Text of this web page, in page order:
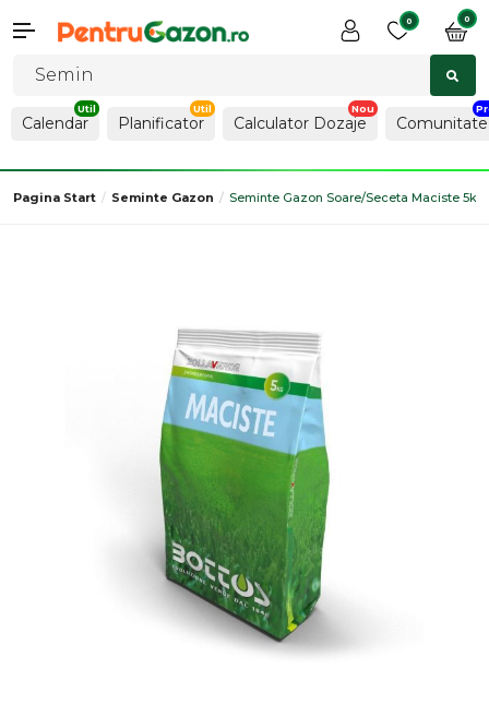
0 0
Calendar Planificator Calculator Dozaje Comunitate
Pagina Start Seminte Gazon Seminte Gazon Soare/seceta Maciste 5kg